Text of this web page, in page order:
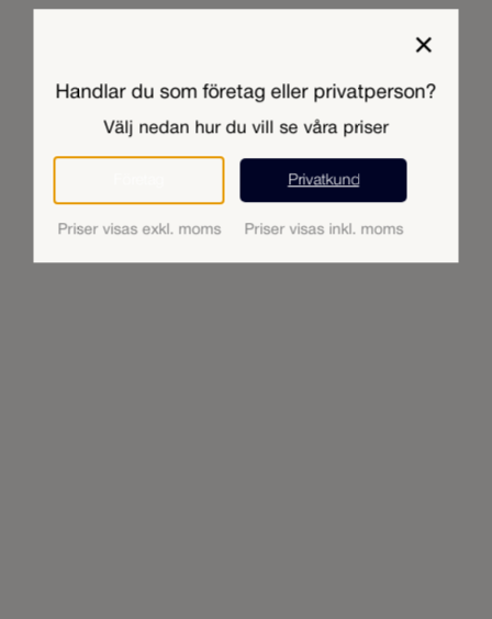
Handlar du som företag eller privatperson?
Välj nedan hur du vill se våra priser
Priser visas exkl. moms
Privatkund
Priser visas inkl. moms
×